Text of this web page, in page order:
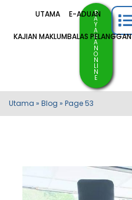
UTAMA E-ADUAN
KAJIAN MAKLUMBALAS PELANGGAN
B
A
Y
A
R
A
N
O
N
LI
N
E
Utama » Blog » Page 53